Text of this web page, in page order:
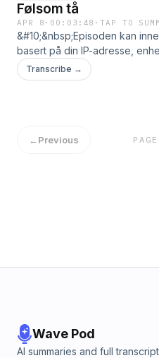
Følsom tå
APR 8 · 00:03:48 ·TAP TO
&#10;&nbsp;Episoden kan
basert på din IP-adresse,
smartpod.no/personvern for
deling av data.
Transcribe →
←Previous
Wave Pod
AI summaries and full